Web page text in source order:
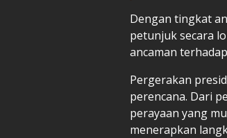
Dengan tingkat
petunjuk secara
ancaman
Pergerakan
perencana. Dari
perayaan yang
menerapkan